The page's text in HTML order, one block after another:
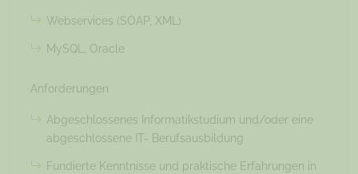
Webservices (SOAP, XML)
MySQL, Oracle
Anforderungen
Abgeschlossenes Informatikstudium und/oder eine
abgeschlossene IT- Berufsausbildung
Fundierte Kenntnisse und praktische Erfahrungen in